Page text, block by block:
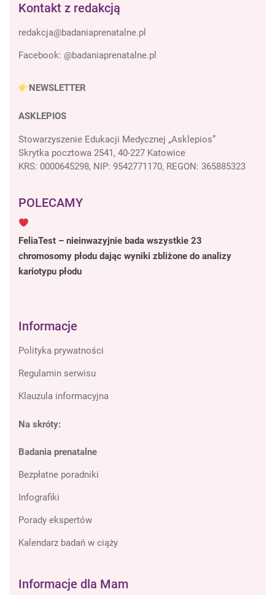
Kontakt z redakcją
Facebook: @badaniaprenatalne.pl
NEWSLETTER
ASKLEPIOS
Stowarzyszenie Edukacji Medycznej „Asklepios”
Skrytka pocztowa 2541, 40-227 Katowice
KRS: 0000645298, NIP: 9542771170, REGON: 365885323
POLECAMY
FeliaTest – nieinwazyjnie bada wszystkie 23
chromosomy płodu dając wyniki zbliżone do analizy
kariotypu płodu
Informacje
Polityka prywatności
Regulamin serwisu
Klauzula informacyjna
Na skróty:
Badania prenatalne
Bezpłatne poradniki
Infografiki
Porady ekspertów
Kalendarz badań w ciąży
Informacje dla Mam